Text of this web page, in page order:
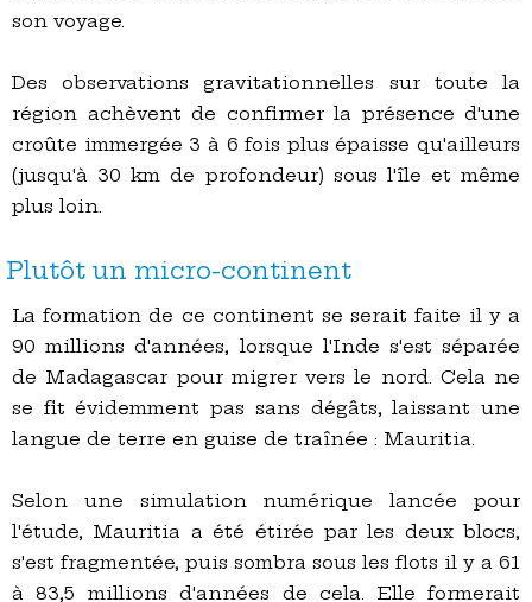
son voyage.
Des observations gravitationnelles sur toute la
région achèvent de confirmer la présence d'une
croûte immergée 3 à 6 fois plus épaisse qu'ailleurs
(jusqu'à 30 km de profondeur) sous l'île et même
plus loin.
Plutôt un micro-continent
La formation de ce continent se serait faite il y a
90 millions d'années, lorsque l'Inde s'est séparée
de Madagascar pour migrer vers le nord. Cela ne
se fit évidemment pas sans dégâts, laissant une
langue de terre en guise de traînée : Mauritia.
Selon une simulation numérique lancée pour
l'étude, Mauritia a été étirée par les deux blocs,
s'est fragmentée, puis sombra sous les flots il y a 61
à 83,5 millions d'années de cela. Elle formerait